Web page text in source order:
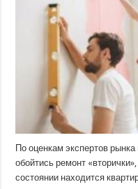
По оценкам экспертов
обойтись ремонт
состоянии находится